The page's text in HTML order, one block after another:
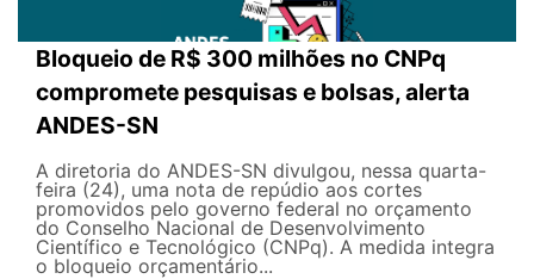
Bloqueio de R$ 300 milhões no CNPq
compromete pesquisas e bolsas, alerta
ANDES-SN
A diretoria do ANDES-SN divulgou, nessa quarta-
feira (24), uma nota de repúdio aos cortes
promovidos pelo governo federal no orçamento
do Conselho Nacional de Desenvolvimento
Científico e Tecnológico (CNPq). A medida integra
o bloqueio orçamentário...